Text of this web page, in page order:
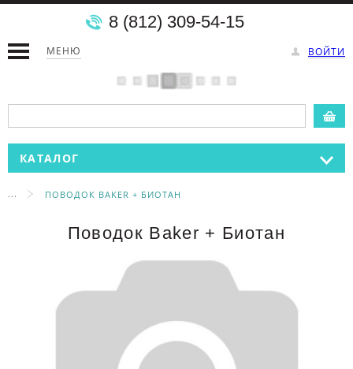
МЕНЮ ВОЙТИ
8 (812) 309-54-15
КАТАЛОГ
... ПОВОДОК BAKER + БИОТАН
Поводок Baker + Биотан